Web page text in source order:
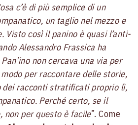
c’è di più semplice di un
un taglio nel mezzo e
Visto così il panino è quasi l’anti-
Alessandro Frassica ha
non cercava una via per
per raccontare delle storie,
dei racconti stratificati proprio lì,
Perché certo, se il
non per questo è facile”. Come